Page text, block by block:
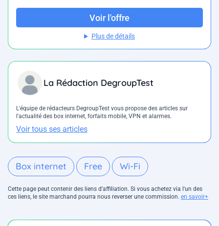
Voir l'offre
Plus de détails
La Rédaction DegroupTest
L'équipe de rédacteurs DegroupTest vous propose des articles sur
l'actualité des box internet, forfaits mobile, VPN et alarmes.
Voir tous ses articles
Box internet Free Wi-Fi
Cette page peut contenir des liens d’affiliation. Si vous achetez via l'un des
ces liens, le site marchand pourra nous reverser une commission. en savoir+